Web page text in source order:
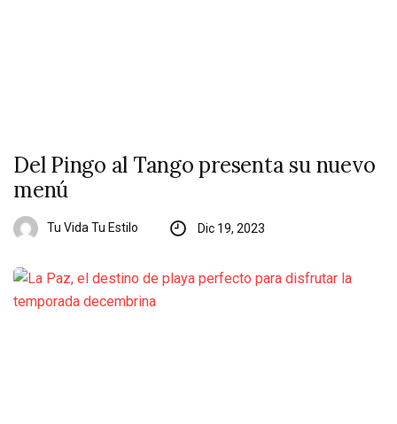
Del Pingo al Tango presenta su nuevo
menú
Tu Vida Tu Estilo Dic 19, 2023